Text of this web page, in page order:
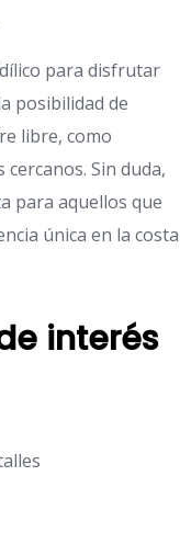
para disfrutar
posibilidad de
libre, como
Sin duda,
para aquellos que
única en la costa
interés